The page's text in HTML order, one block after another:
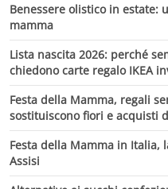
Benessere olistico in estate:
mamma
Lista nascita 2026: perché
chiedono carte regalo IKEA
Festa della Mamma, regali
sostituiscono fiori e acquisti
Festa della Mamma in Italia,
Assisi